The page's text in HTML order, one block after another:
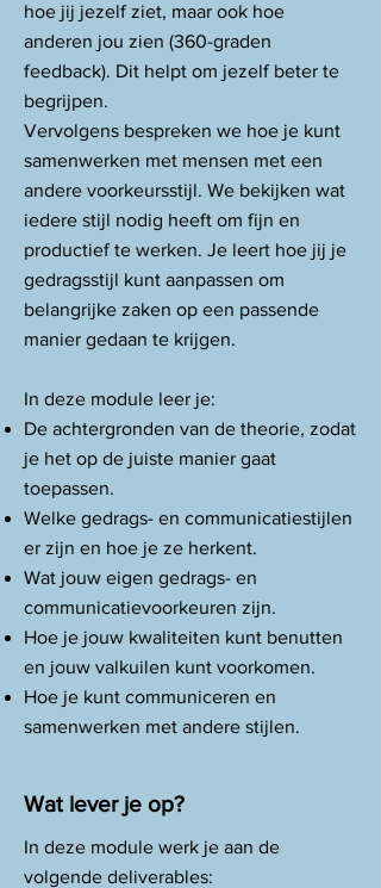
hoe jij jezelf ziet, maar ook hoe
anderen jou zien (360-graden
feedback). Dit helpt om jezelf beter te
begrijpen.
Vervolgens bespreken we hoe je kunt
samenwerken met mensen met een
andere voorkeursstijl. We bekijken wat
iedere stijl nodig heeft om fijn en
productief te werken. Je leert hoe jij je
gedragsstijl kunt aanpassen om
belangrijke zaken op een passende
manier gedaan te krijgen.
In deze module leer je:
De achtergronden van de theorie, zodat
je het op de juiste manier gaat
toepassen.
Welke gedrags- en communicatiestijlen
er zijn en hoe je ze herkent.
Wat jouw eigen gedrags- en
communicatievoorkeuren zijn.
Hoe je jouw kwaliteiten kunt benutten
en jouw valkuilen kunt voorkomen.
Hoe je kunt communiceren en
samenwerken met andere stijlen.
Wat lever je op?
In deze module werk je aan de
volgende deliverables: